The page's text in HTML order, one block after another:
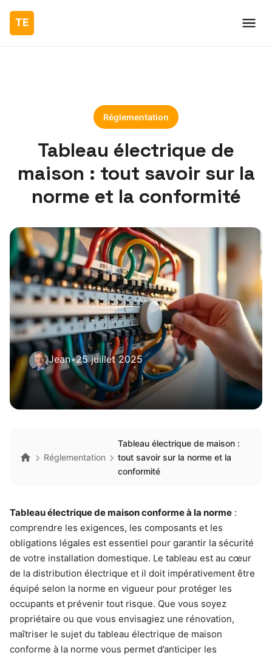
Réglementation
Tableau électrique de
maison : tout savoir sur la
norme et la conformité
Jean•25 juillet 2025
Réglementation
Tableau électrique de maison :
tout savoir sur la norme et la
conformité
Tableau électrique de maison conforme à la norme :
comprendre les exigences, les composants et les
obligations légales est essentiel pour garantir la sécurité
de votre installation domestique. Le tableau est au cœur
de la distribution électrique et il doit impérativement être
équipé selon la norme en vigueur pour protéger les
occupants et prévenir tout risque. Que vous soyez
propriétaire ou que vous envisagiez une rénovation,
maîtriser le sujet du tableau électrique de maison
conforme à la norme vous permet d’anticiper les